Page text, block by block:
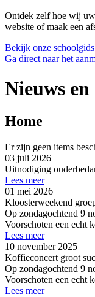
Ontdek zelf hoe wij
website of maak een
Bekijk onze schoolgids
Ga direct naar het
Nieuws
Home
Er zijn geen items
03 juli 2026
Uitnodiging
Lees meer
01 mei 2026
Kloosterweekend
Op zondagochtend 9
Voorschoten een echt
Lees meer
10 november 2025
Koffieconcert groot
Op zondagochtend 9
Voorschoten een echt
Lees meer